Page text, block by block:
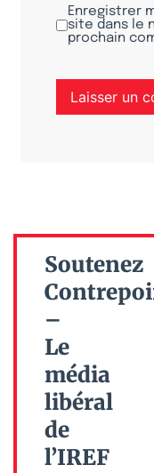
Enregistrer
site dans le
prochain
Soutenez
–
Le
média
libéral
de
l’IREF